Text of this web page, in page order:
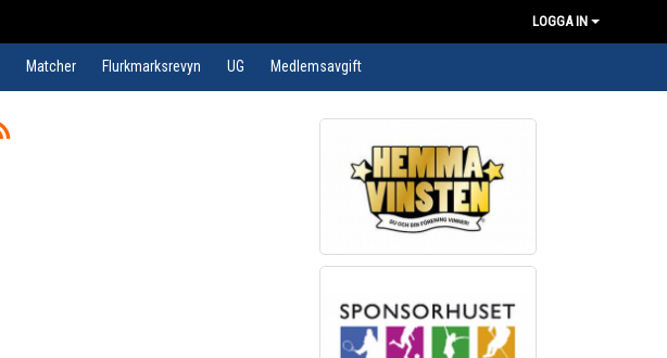
LOGGA IN
Matcher Flurkmarksrevyn UG Medlemsavgift